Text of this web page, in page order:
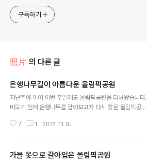
구독하기
照片 의 다른 글
은행나무길이 아름다운 올림픽공원
지난주에 이어 이번 주말에도 올림픽공원을 다녀왔습니다.
비오기 전에 은행나무를 담아보고자 다시 찾은 올림픽공원
올림픽공원11월이 되고나니 은행잎도 저 노랗게 변했습니
7 1 2012. 11. 8.
가을 옷으로 갈아입은 올림픽공원